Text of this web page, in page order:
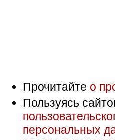
Прочитайте о
Пользуясь
персональных